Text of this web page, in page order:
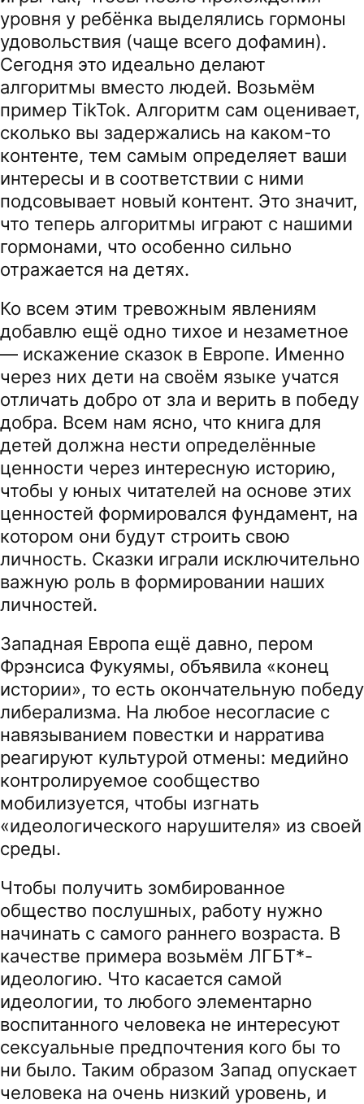
уровня у ребёнка выделялись гормоны
удовольствия (чаще всего дофамин).
Сегодня это идеально делают
алгоритмы вместо людей. Возьмём
пример TikTok. Алгоритм сам оценивает,
сколько вы задержались на каком-то
контенте, тем самым определяет ваши
интересы и в соответствии с ними
подсовывает новый контент. Это значит,
что теперь алгоритмы играют с нашими
гормонами, что особенно сильно
отражается на детях.
Ко всем этим тревожным явлениям
добавлю ещё одно тихое и незаметное
— искажение сказок в Европе. Именно
через них дети на своём языке учатся
отличать добро от зла и верить в победу
добра. Всем нам ясно, что книга для
детей должна нести определённые
ценности через интересную историю,
чтобы у юных читателей на основе этих
ценностей формировался фундамент, на
котором они будут строить свою
личность. Сказки играли исключительно
важную роль в формировании наших
личностей.
Западная Европа ещё давно, пером
Фрэнсиса Фукуямы, объявила «конец
истории», то есть окончательную победу
либерализма. На любое несогласие с
навязыванием повестки и нарратива
реагируют культурой отмены: медийно
контролируемое сообщество
мобилизуется, чтобы изгнать
«идеологического нарушителя» из своей
среды.
Чтобы получить зомбированное
общество послушных, работу нужно
начинать с самого раннего возраста. В
качестве примера возьмём ЛГБТ*-
идеологию. Что касается самой
идеологии, то любого элементарно
воспитанного человека не интересуют
сексуальные предпочтения кого бы то
ни было. Таким образом Запад опускает
человека на очень низкий уровень, и